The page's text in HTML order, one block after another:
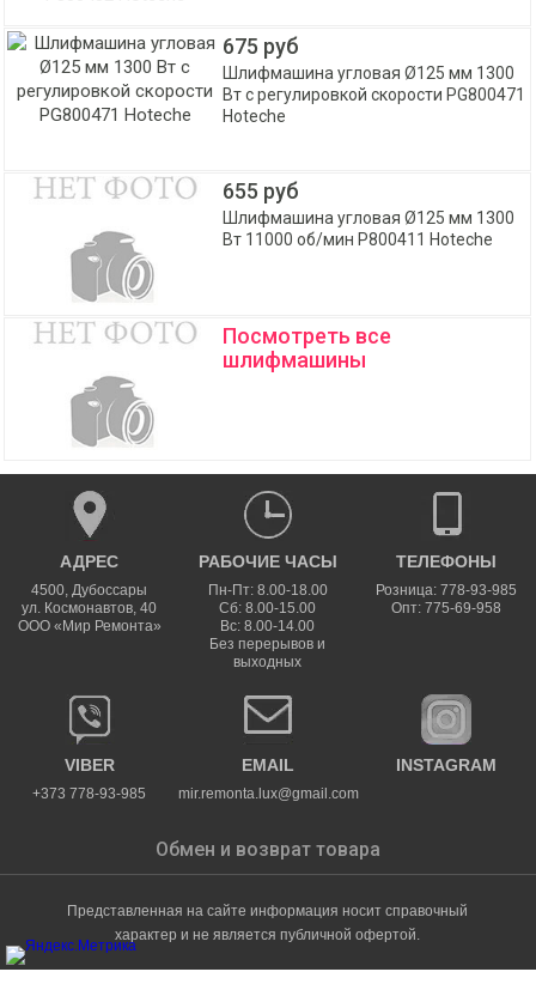
675 руб
Шлифмашина угловая Ø125 мм 1300
Вт с регулировкой скорости PG800471
Hoteche
655 руб
Шлифмашина угловая Ø125 мм 1300
Вт 11000 об/мин P800411 Hoteche
Посмотреть все
шлифмашины
АДРЕС
4500,Дубоссары
ул. Космонавтов, 40
ООО «Мир Ремонта»
РАБОЧИЕ ЧАСЫ
Пн-Пт: 8.00-18.00
Сб: 8.00-15.00
Вс: 8.00-14.00
Без перерывов и
выходных
ТЕЛЕФОНЫ
Розница: 778-93-985
Опт: 775-69-958
VIBER
+373 778-93-985
EMAIL
mir.remonta.lux@gmail.com
INSTAGRAM
Обмен и возврат товара
Представленная на сайте информация носит справочный
характер и не является публичной офертой.